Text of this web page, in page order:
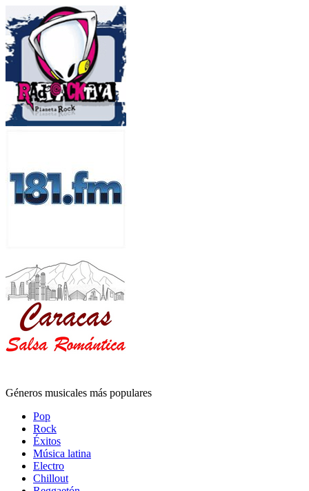
Géneros musicales más populares
Pop
Rock
Éxitos
Música latina
Electro
Chillout